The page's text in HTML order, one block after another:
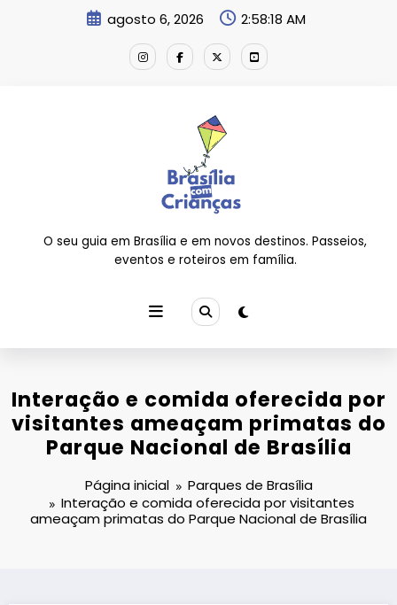
agosto 6, 2026 2:58:19 AM
O seu guia em Brasília e em novos destinos. Passeios,
eventos e roteiros em família.
Interação e comida oferecida por
visitantes ameaçam primatas do
Parque Nacional de Brasília
Página inicial
Parques de Brasília
Interação e comida oferecida por visitantes
ameaçam primatas do Parque Nacional de Brasília